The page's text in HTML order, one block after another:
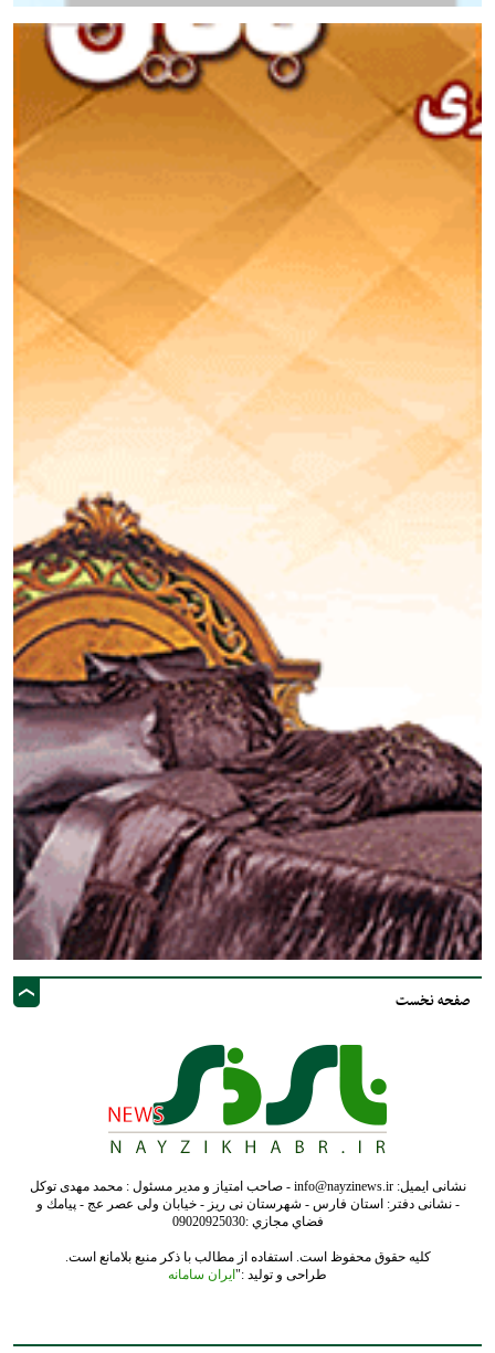
صفحه نخست
نشانی ایمیل: info@nayzinews.ir - صاحب امتیاز و مدیر مسئول : محمد مهدی توکل
- نشانی دفتر: استان فارس - شهرستان نی ریز - خیابان ولی عصر عج - پيامك و
فضاي مجازي :09020925030
کلیه حقوق محفوظ است. استفاده از مطالب با ذکر منبع بلامانع است.
طراحی و تولید :" ایران سامانه